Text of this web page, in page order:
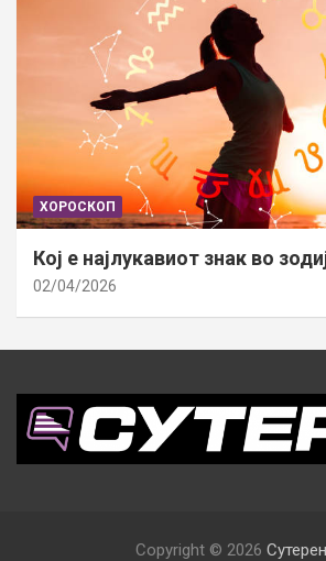
ХОРОСКОП
Кој е најлукавиот знак во
02/04/2026
Copyright © 2026